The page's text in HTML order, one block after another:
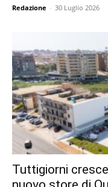
Redazione - 30 Luglio 2026
Tuttigiorni